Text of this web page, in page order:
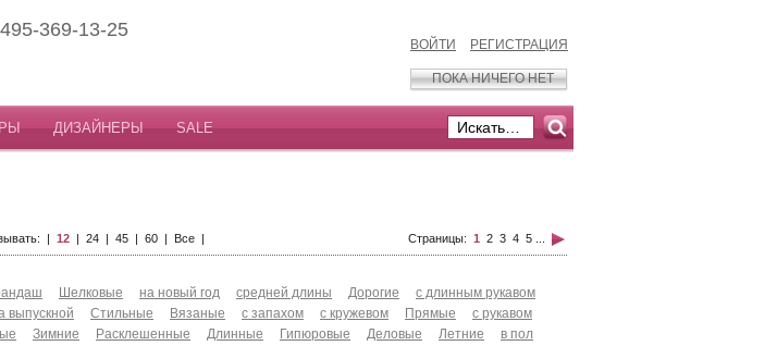
369-13-25
ВОЙТИ РЕГИСТРАЦИЯ
ПОКА НИЧЕГО НЕТ
ДИЗАЙНЕРЫ SALE
| 12 | 24 | 45 | 60 | Все | Страницы: 1 2 3 4 5
Шелковые на новый год средней длины Дорогие
с длинным рукавом
выпускной Стильные Вязаные с запахом с кружевом Прямые
с рукавом
Зимние Расклешенные Длинные Гипюровые Деловые Летние
в пол